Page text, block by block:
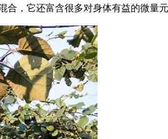
，它还富含很多对身体有益的微量元